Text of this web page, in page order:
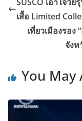
SUSCO เอาใจวั
เสื้อ Limited
เที่ยวเมืองรอ
จัง
You May